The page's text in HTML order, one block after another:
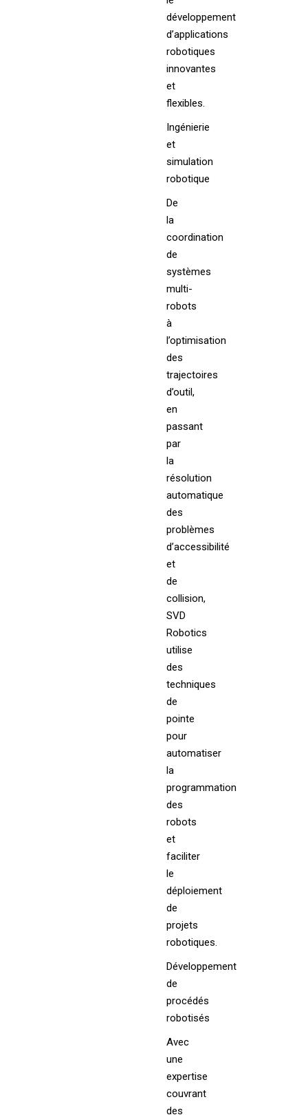
développement
d’applications
robotiques
innovantes
et
flexibles.
Ingénierie
et
simulation
robotique
De
la
coordination
de
systèmes
multi-
robots
à
l’optimisation
des
trajectoires
d’outil,
en
passant
par
la
résolution
automatique
des
problèmes
d’accessibilité
et
de
collision,
SVD
Robotics
utilise
des
techniques
de
pointe
pour
automatiser
la
programmation
des
robots
et
faciliter
le
déploiement
de
projets
robotiques.
Développement
de
procédés
robotisés
Avec
une
expertise
couvrant
des